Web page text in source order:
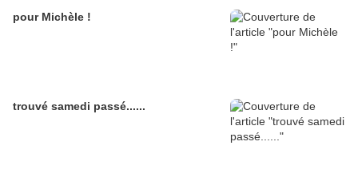
pour Michèle !
trouvé samedi passé......